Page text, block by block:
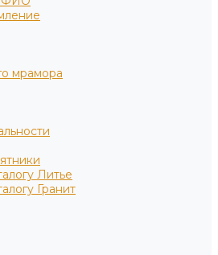
мрамора
Литье
Гранит